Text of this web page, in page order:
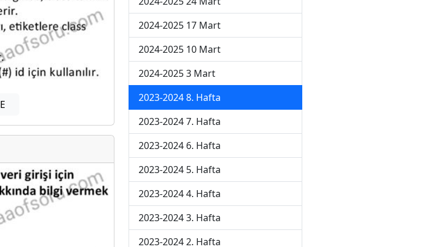
E
2024-2025 17 Mart
2024-2025 10 Mart
2024-2025 3 Mart
2023-2024 8. Hafta
2023-2024 7. Hafta
2023-2024 6. Hafta
2023-2024 5. Hafta
2023-2024 4. Hafta
2023-2024 3. Hafta
2023-2024 2. Hafta